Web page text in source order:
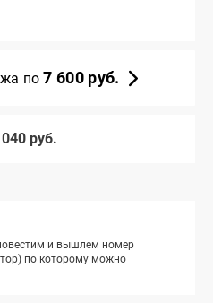
по7 600 руб.
руб.
и вышлем номер
по которому можно